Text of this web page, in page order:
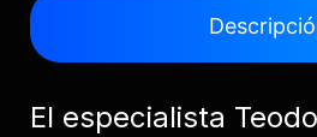
El especialista